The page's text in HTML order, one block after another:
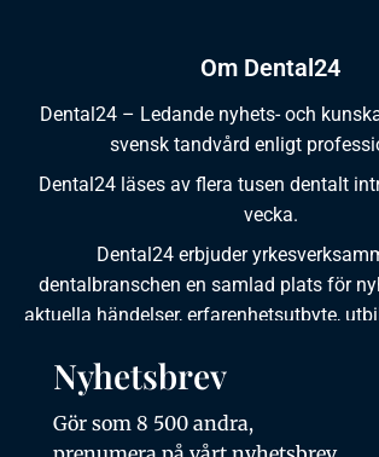
Om Dental24
Dental24 – Ledande nyhets- och
svensk tandvård enligt
Dental24 läses av flera tusen dentalt
vecka.
Dental24 erbjuder
dentalbranschen en samlad plats för
aktuella händelser, erfarenhetsutbyte,
Dental24 produceras i samverkan
tandhygienister, tandsköterskor,
kursgivare, föreningar, organisationer,
Nyhetsbrev
Gör som 8 500 andra,